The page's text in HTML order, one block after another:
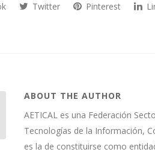
Twitter Pinterest
ABOUT THE AUTHOR
AETICAL es una Federación
Tecnologías de la Información,
es la de constituirse como